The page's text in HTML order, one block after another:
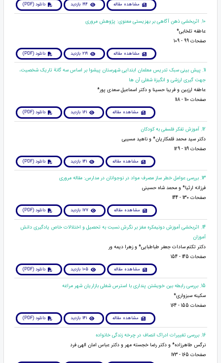
مشاهده مقاله 194 بازدید دانلود (PDF)
10. اثربخشی ذهن آگاهی بر بهزیستی معنوی: پژوهش مروری
عاطفه تلخابی*
صفحات 99 - 109
مشاهده مقاله 219 بازدید دانلود (PDF)
11. پیش بینی سبک تدریس معلمان ابتدایی شهرستان پیشوا بر اساس سه گانة تاریک شخصیت،
جهت گیری ارزشی و انگیزة شغلی آن ها
عاطفه ارزبین و فریبا حسینا و دکتر اسماعیل سعدی پور*
صفحات 110 - 118
مشاهده مقاله 161 بازدید دانلود (PDF)
12. آموزش تفکر فلسفی به کودکان
دکتر سید محمد قلمکاریان* و ناهید مسیبی
صفحات 119 - 129
مشاهده مقاله 141 بازدید دانلود (PDF)
13. بررسی عوامل خطر ساز مصرف مواد در نوجوانان در مدارس: مقاله مروری
فرزانه ارثیا* و محمد شاه حسینی
صفحات 130 - 144
مشاهده مقاله 177 بازدید دانلود (PDF)
14. اثربخشی آموزش دونیمکره مغز بر نگرش نسبت به تحصیل و اختلالات خاص یادگیری دانش
آموزان
دکتر تکتم سادات جعفر طباطبایی* و زهرا دیمه ور
صفحات 145 - 154
مشاهده مقاله 105 بازدید دانلود (PDF)
15. بررسی رابطه بین خویشتن پنداری با استرس شغلی بازاریان شهر مراغه
سکینه سبزواری*
صفحات 155 - 164
مشاهده مقاله 141 بازدید دانلود (PDF)
16. بررسی تغییرات ادراک انصاف در چرخه زندگی خانواده
نرگس طاهرزاده* و دکتر رضا خجسته مهر و دکتر عباس امان الهی فرد
صفحات 165 - 173